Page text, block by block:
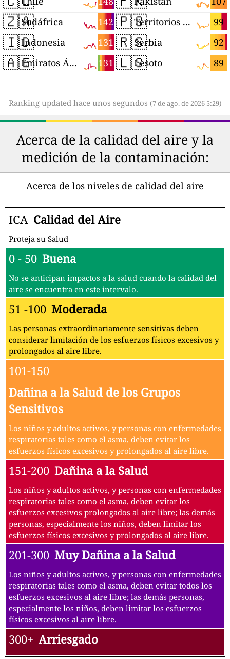
🇿🇦 142
Sudáfrica
🇮🇩 131
Indonesia
🇦🇪 131
Emiratos Árabes Unidos
🇵🇸 99
Territorios Palestinos
🇷🇸 92
Serbia
🇱🇸 89
Lesoto
Ranking updated hace unos segundos (7 de ago. de 2026 5:29)
Acerca de la calidad del aire y la
medición de la contaminación:
Acerca de los niveles de calidad del aire
ICA Calidad del Aire
Proteja su Salud
0 - 50 Buena
No se anticipan impactos a la salud cuando la calidad del
aire se encuentra en este intervalo.
51 -100 Moderada
Las personas extraordinariamente sensitivas deben
considerar limitación de los esfuerzos físicos excesivos y
prolongados al aire libre.
101-150
Dañina a la Salud de los Grupos
Sensitivos
Los niños y adultos activos, y personas con enfermedades
respiratorias tales como el asma, deben evitar los
esfuerzos físicos excesivos y prolongados al aire libre.
151-200 Dañina a la Salud
Los niños y adultos activos, y personas con enfermedades
respiratorias tales como el asma, deben evitar los
esfuerzos excesivos prolongados al aire libre; las demás
personas, especialmente los niños, deben limitar los
esfuerzos físicos excesivos y prolongados al aire libre.
201-300 Muy Dañina a la Salud
Los niños y adultos activos, y personas con enfermedades
respiratorias tales como el asma, deben evitar todos los
esfuerzos excesivos al aire libre; las demás personas,
especialmente los niños, deben limitar los esfuerzos
físicos excesivos al aire libre.
300+ Arriesgado